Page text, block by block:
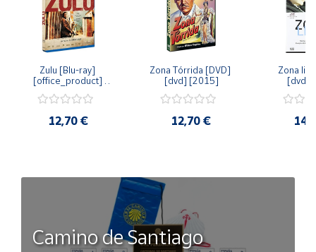
Zulu [Blu-ray]
[office_product]
12,70 €
Zona Tórrida [DVD]
[dvd] [2015]
12,70 €
Zona
[dvd]
Camino de Santiago